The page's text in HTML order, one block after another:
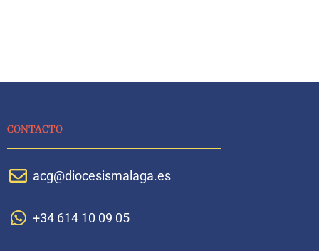
CONTACTO
acg@diocesismalaga.es
+34 614 10 09 05